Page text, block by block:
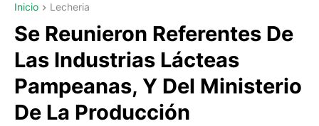
Inicio Lecheria
Se Reunieron Referentes De
Las Industrias Lácteas
Pampeanas, Y Del Ministerio
De La Producción